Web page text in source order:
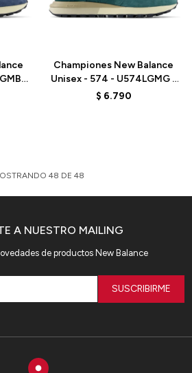
-
Championes New Balance
Unisex - 574 - U574LGMG -
ACIDIC GREEN
$ 6.790
48 DE 48
A NUESTRO MAILING
de productos New Balance
SUSCRIBIRME